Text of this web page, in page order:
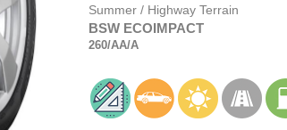
Summer / Highway Terrain
BSW ECOIMPACT
260/AA/A